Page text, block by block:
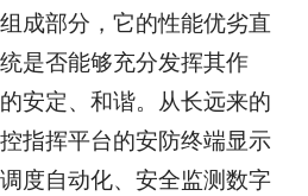
成部分，它的性能优劣直
是否能够充分发挥其作
安定、和谐。从长远来的
指挥平台的安防终端显示
度自动化、安全监测数字